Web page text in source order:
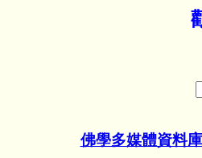
佛學多媒體資料庫